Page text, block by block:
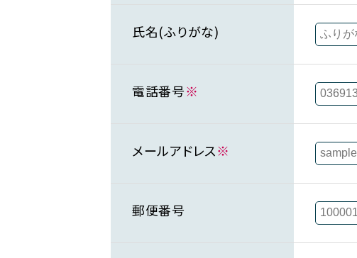
氏名(ふりがな)
電話番号※
メールアドレス※
郵便番号